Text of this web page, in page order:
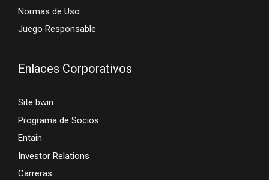
Normas de Uso
Juego Responsable
Enlaces Corporativos
Site bwin
Programa de Socios
Entain
Investor Relations
Carreras